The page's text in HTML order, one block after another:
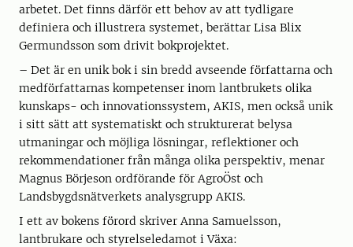
arbetet. Det finns därför ett behov av att tydligare
definiera och illustrera systemet, berättar Lisa Blix
Germundsson som drivit bokprojektet.
– Det är en unik bok i sin bredd avseende författarna och
medförfattarnas kompetenser inom lantbrukets olika
kunskaps- och innovationssystem, AKIS, men också unik
i sitt sätt att systematiskt och strukturerat belysa
utmaningar och möjliga lösningar, reflektioner och
rekommendationer från många olika perspektiv, menar
Magnus Börjeson ordförande för AgroÖst och
Landsbygdsnätverkets analysgrupp AKIS.
I ett av bokens förord skriver Anna Samuelsson,
lantbrukare och styrelseledamot i Växa: